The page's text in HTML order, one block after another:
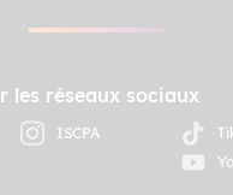
les réseaux sociaux
ISCPA